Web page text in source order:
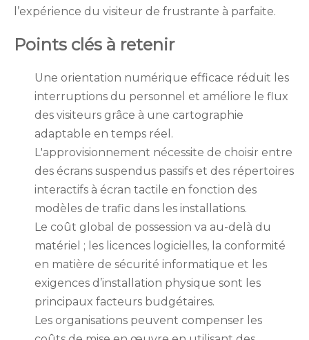
l’expérience du visiteur de frustrante à parfaite.
Points clés à retenir
Une orientation numérique efficace réduit les
interruptions du personnel et améliore le flux
des visiteurs grâce à une cartographie
adaptable en temps réel.
L'approvisionnement nécessite de choisir entre
des écrans suspendus passifs et des répertoires
interactifs à écran tactile en fonction des
modèles de trafic dans les installations.
Le coût global de possession va au-delà du
matériel ; les licences logicielles, la conformité
en matière de sécurité informatique et les
exigences d’installation physique sont les
principaux facteurs budgétaires.
Les organisations peuvent compenser les